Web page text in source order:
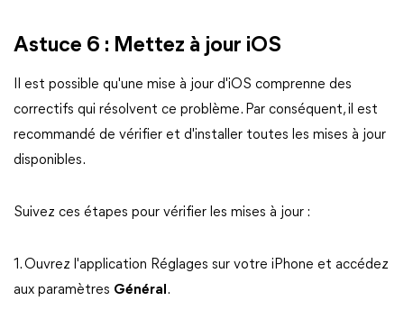
Astuce 6 : Mettez à jour iOS
Il est possible qu'une mise à jour d'iOS comprenne des
correctifs qui résolvent ce problème. Par conséquent, il est
recommandé de vérifier et d'installer toutes les mises à jour
disponibles.
Suivez ces étapes pour vérifier les mises à jour :
1. Ouvrez l'application Réglages sur votre iPhone et accédez
aux paramètres Général .